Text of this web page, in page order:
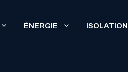
ÉNERGIE ISOLATION